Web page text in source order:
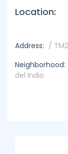
Location:
Address: /
Neighborhood:
del Indio